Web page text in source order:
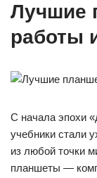
Лучшие
работы
С начала эпохи
учебники стали
из любой точки
планшеты —